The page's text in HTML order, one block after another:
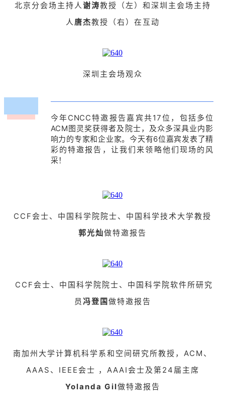
北京分会场主持人谢涛教授（左）和深圳主会场主持
人唐杰教授（右）在互动
深圳主会场观众
今年CNCC特邀报告嘉宾共17位，包括多位
ACM图灵奖获得者及院士，及众多深具业内影
响力的专家和企业家。今天有6位嘉宾发表了精
彩的特邀报告，让我们来领略他们现场的风
采！
CCF会士、中国科学院院士、中国科学技术大学教授
郭光灿做特邀报告
CCF会士、中国科学院院士、中国科学院软件所研究
员 冯登国 做特邀报告
南加州大学计算机科学系和空间研究所教授，ACM、
AAAS、IEEE会士 ，AAAI会士及第24届主席
Yolanda Gil做特邀报告